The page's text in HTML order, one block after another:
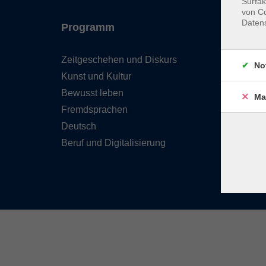
Programm
Zeitgeschehen und Diskurs
Kunst und Kultur
Bewusst leben
Fremdsprachen
Deutsch
Beruf und Digitalisierung
von